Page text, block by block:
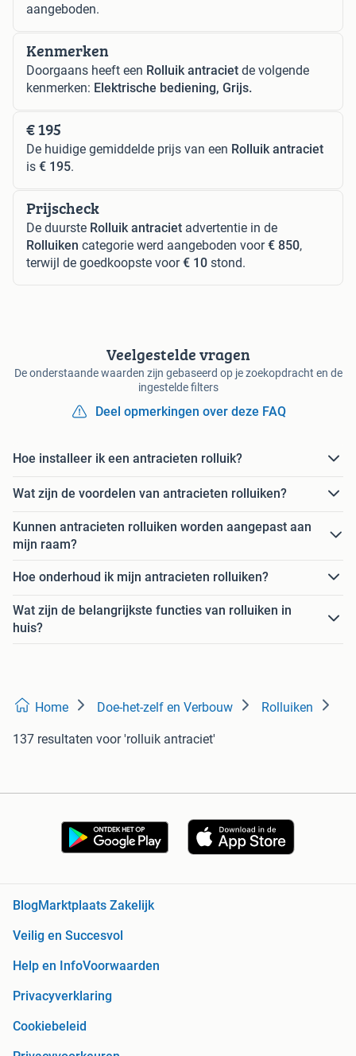
aangeboden.
Kenmerken
Doorgaans heeft een Rolluik antraciet de volgende
kenmerken: Elektrische bediening, Grijs.
€ 195
De huidige gemiddelde prijs van een Rolluik antraciet
is € 195.
Prijscheck
De duurste Rolluik antraciet advertentie in de
Rolluiken categorie werd aangeboden voor€ 850,
terwijl de goedkoopste voor€ 10 stond.
Veelgestelde vragen
De onderstaande waarden zijn gebaseerd op je zoekopdracht en de
ingestelde filters
Deel opmerkingen over deze FAQ
Hoe installeer ik een antracieten rolluik?
Wat zijn de voordelen van antracieten rolluiken?
Kunnen antracieten rolluiken worden aangepast aan
mijn raam?
Hoe onderhoud ik mijn antracieten rolluiken?
Wat zijn de belangrijkste functies van rolluiken in
huis?
Home Doe-het-zelf en Verbouw Rolluiken
137 resultaten voor 'rolluik antraciet'
BlogMarktplaats Zakelijk
Veilig en Succesvol
Help en InfoVoorwaarden
Privacyverklaring
Cookiebeleid